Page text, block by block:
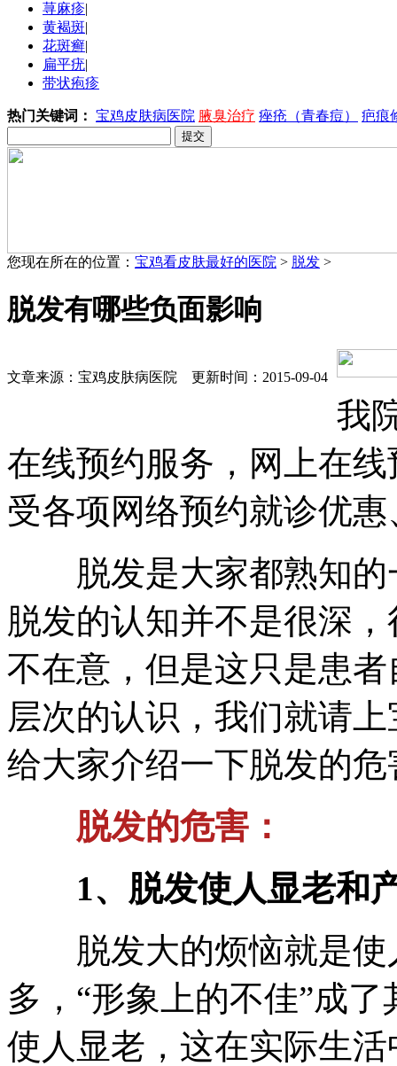
荨麻疹|
黄褐斑|
花斑癣|
扁平疣|
带状疱疹
热门关键词： 宝鸡皮肤病医院 腋臭治疗 痤疮（青春痘） 疤痕
您现在所在的位置： 宝鸡看皮肤最好的医院 > 脱发 >
脱发有哪些负面影响
文章来源：宝鸡皮肤病医院 更新时间：2015-09-04
我
在线预约服务，网上在
受各项网络预约就诊优
脱发是大家都熟知的
脱发的认知并不是很深
不在意，但是这只是患
层次的认识，我们就请
给大家介绍一下脱发的
脱发的危害：
1、脱发使人显老和
脱发大的烦恼就是使
多，“形象上的不佳”成
使人显老，这在实际生